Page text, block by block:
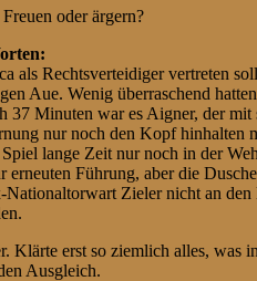
Freuen oder ärgern?
als Rechtsverteidiger vertreten
Aue. Wenig überraschend
37 Minuten war es Aigner, der
nur noch den Kopf hinhalten
lange Zeit nur noch in der
Führung, aber die
Nationaltorwart Zieler nicht an
Klärte erst so ziemlich alles, was
Ausgleich.